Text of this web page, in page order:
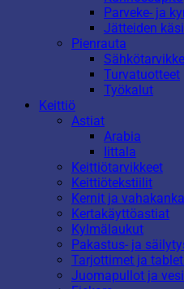
Parveke- ja
Jätteiden
Pienrauta
Turvatuotteet
Työkalut
Keittiö
Astiat
Arabia
Iittala
Keittiötarvikkeet
Keittiötekstiilit
Kernit ja
Kertakäyttöastiat
Kylmälaukut
Pakastus- ja
Tarjottimet ja
Juomapullot ja